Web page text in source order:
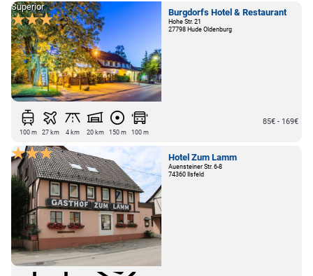
Burgdorfs Hotel & Restaurant
Hohe Str. 21
27798 Hude Oldenburg
Superior
100 m 27 km 4 km 20 km 150 m 100 m
85€ - 169€
Hotel Zum Lamm
Auensteiner Str. 6-8
74360 Ilsfeld